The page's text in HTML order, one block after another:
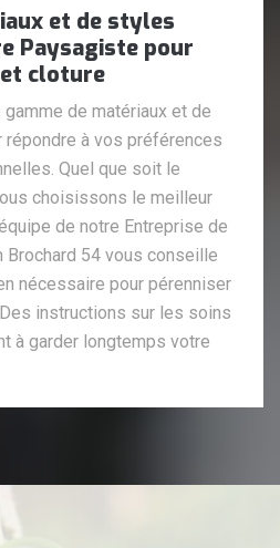
et de styles
Paysagiste pour
cloture
de matériaux et de
à vos préférences
Quel que soit le
choisissons le meilleur
de notre Entreprise de
54 vous conseille
nécessaire pour pérenniser
instructions sur les soins
à garder longtemps votre